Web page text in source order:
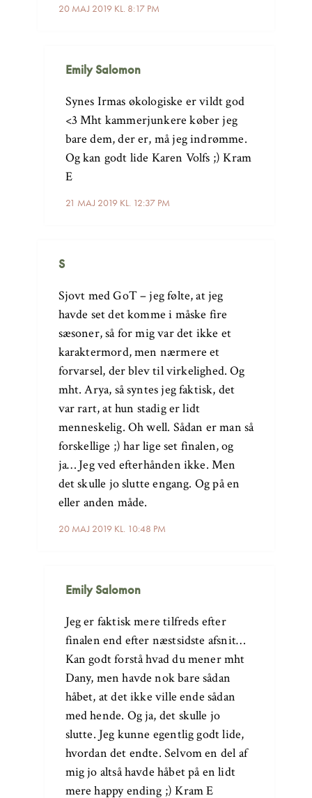
20 MAJ 2019 KL. 8:17 PM
Emily Salomon
21 MAJ 2019 KL. 12:37 PM
Synes Irmas økologiske er vildt god
<3 Mht kammerjunkere køber jeg
bare dem, der er, må jeg indrømme.
Og kan godt lide Karen Volfs ;) Kram
E
S
20 MAJ 2019 KL. 10:48 PM
Sjovt med GoT – jeg følte, at jeg
havde set det komme i måske fire
sæsoner, så for mig var det ikke et
karaktermord, men nærmere et
forvarsel, der blev til virkelighed. Og
mht. Arya, så syntes jeg faktisk, det
var rart, at hun stadig er lidt
menneskelig. Oh well. Sådan er man så
forskellige ;) har lige set finalen, og
ja… Jeg ved efterhånden ikke. Men
det skulle jo slutte engang. Og på en
eller anden måde.
Emily Salomon
Jeg er faktisk mere tilfreds efter
finalen end efter næstsidste afsnit…
Kan godt forstå hvad du mener mht
Dany, men havde nok bare sådan
håbet, at det ikke ville ende sådan
med hende. Og ja, det skulle jo
slutte. Jeg kunne egentlig godt lide,
hvordan det endte. Selvom en del af
mig jo altså havde håbet på en lidt
mere happy ending ;) Kram E